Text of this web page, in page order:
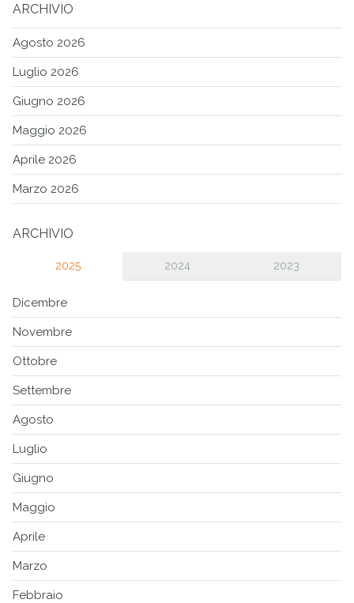
ARCHIVIO
Agosto 2026
Luglio 2026
Giugno 2026
Maggio 2026
Aprile 2026
Marzo 2026
ARCHIVIO
2025 2024 2023
Dicembre
Novembre
Ottobre
Settembre
Agosto
Luglio
Giugno
Maggio
Aprile
Marzo
Febbraio